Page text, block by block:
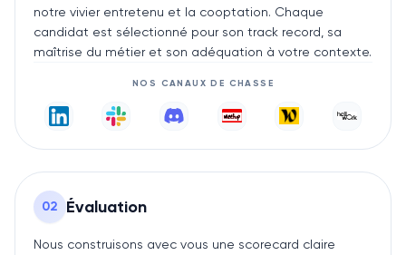
notre vivier entretenu et la cooptation. Chaque
candidat est sélectionné pour son track record, sa
maîtrise du métier et son adéquation à votre contexte.
NOS CANAUX DE CHASSE
02 Évaluation
Nous construisons avec vous une scorecard claire